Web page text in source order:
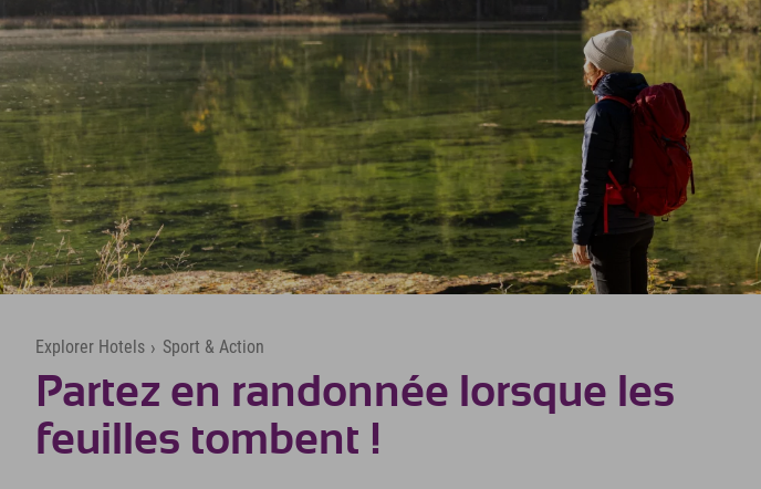
Explorer Hotels › Sport & Action
Partez en randonnée lorsque les
feuilles tombent !